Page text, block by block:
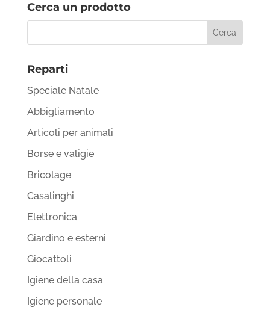
Cerca un prodotto
Reparti
Speciale Natale
Abbigliamento
Articoli per animali
Borse e valigie
Bricolage
Casalinghi
Elettronica
Giardino e esterni
Giocattoli
Igiene della casa
Igiene personale